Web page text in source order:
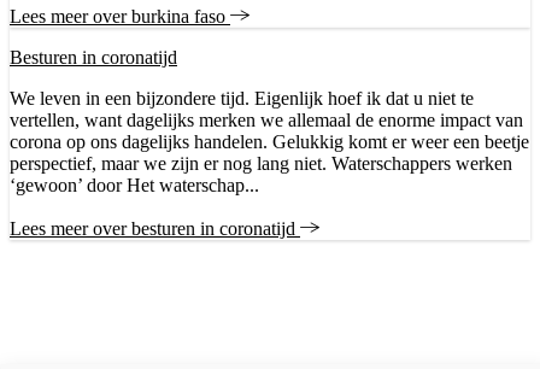
Lees meer over burkina faso
Besturen in coronatijd
We leven in een bijzondere tijd. Eigenlijk hoef ik dat u niet te
vertellen, want dagelijks merken we allemaal de enorme impact van
corona op ons dagelijks handelen. Gelukkig komt er weer een beetje
perspectief, maar we zijn er nog lang niet. Waterschappers werken
‘gewoon’ door Het waterschap...
Lees meer over besturen in coronatijd